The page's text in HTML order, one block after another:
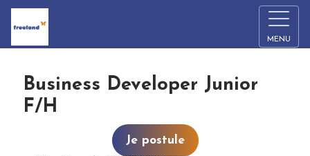
MENU
Business Developer Junior
F/H
Je postule